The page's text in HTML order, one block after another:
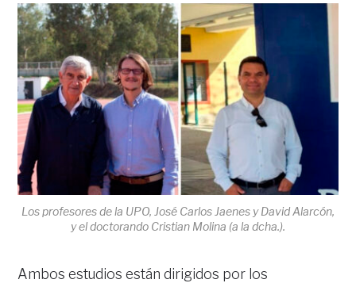
Los profesores de la UPO, José Carlos Jaenes y David Alarcón,
y el doctorando Cristian Molina (a la dcha.).
Ambos estudios están dirigidos por los